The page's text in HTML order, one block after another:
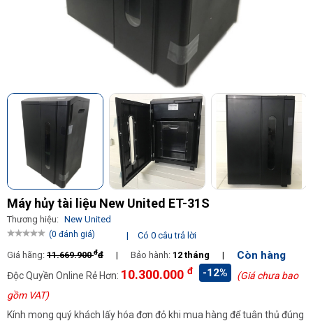
Máy hủy tài liệu New United ET-31S
Thương hiệu: New United
(0 đánh giá) |
Có 0 câu trả lời
Giá hãng: 11.669.900đđ | Bảo hành: 12 tháng | Còn hàng
Độc Quyền Online Rẻ Hơn: 10.300.000 đ -12%
(Giá chưa bao
gồm VAT)
Kính mong quý khách lấy hóa đơn đỏ khi mua hàng để tuân thủ đúng